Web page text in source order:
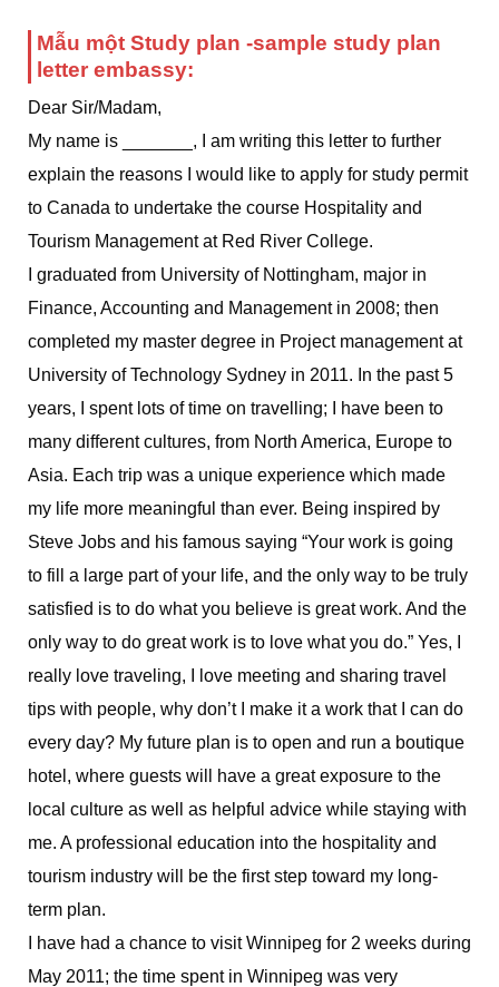
Mẫu một Study plan -sample study plan
letter embassy:
Dear Sir/Madam,
My name is _______, I am writing this letter to further
explain the reasons I would like to apply for study permit
to Canada to undertake the course Hospitality and
Tourism Management at Red River College.
I graduated from University of Nottingham, major in
Finance, Accounting and Management in 2008; then
completed my master degree in Project management at
University of Technology Sydney in 2011. In the past 5
years, I spent lots of time on travelling; I have been to
many different cultures, from North America, Europe to
Asia. Each trip was a unique experience which made
my life more meaningful than ever. Being inspired by
Steve Jobs and his famous saying “Your work is going
to fill a large part of your life, and the only way to be truly
satisfied is to do what you believe is great work. And the
only way to do great work is to love what you do.” Yes, I
really love traveling, I love meeting and sharing travel
tips with people, why don’t I make it a work that I can do
every day? My future plan is to open and run a boutique
hotel, where guests will have a great exposure to the
local culture as well as helpful advice while staying with
me. A professional education into the hospitality and
tourism industry will be the first step toward my long-
term plan.
I have had a chance to visit Winnipeg for 2 weeks during
May 2011; the time spent in Winnipeg was very